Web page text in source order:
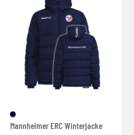
Mannheimer ERC Winterjacke